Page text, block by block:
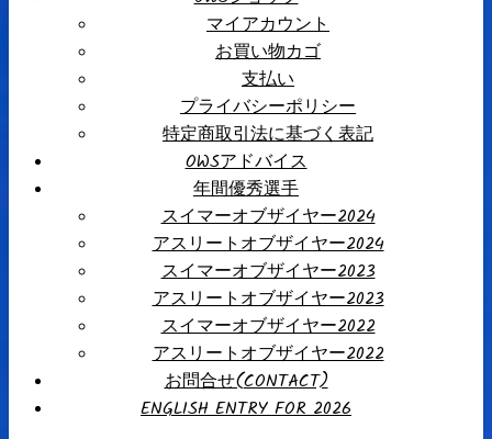
マイアカウント
お買い物カゴ
支払い
プライバシーポリシー
特定商取引法に基づく表記
OWSアドバイス
年間優秀選手
スイマーオブザイヤー2024
アスリートオブザイヤー2024
スイマーオブザイヤー2023
アスリートオブザイヤー2023
スイマーオブザイヤー2022
アスリートオブザイヤー2022
お問合せ(CONTACT)
ENGLISH ENTRY FOR 2026